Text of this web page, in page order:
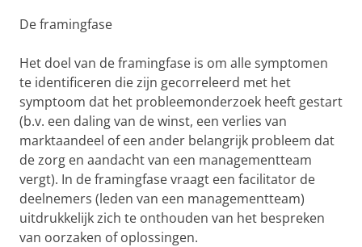
De framingfase
Het doel van de framingfase is om alle symptomen
te identificeren die zijn gecorreleerd met het
symptoom dat het probleemonderzoek heeft gestart
(b.v. een daling van de winst, een verlies van
marktaandeel of een ander belangrijk probleem dat
de zorg en aandacht van een managementteam
vergt). In de framingfase vraagt een facilitator de
deelnemers (leden van een managementteam)
uitdrukkelijk zich te onthouden van het bespreken
van oorzaken of oplossingen.